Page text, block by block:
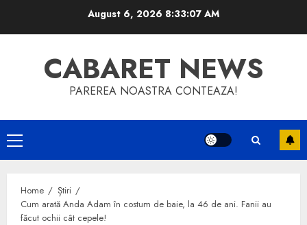
August 6, 2026 8:33:08 AM
CABARET NEWS
PAREREA NOASTRA CONTEAZA!
Primary
Menu
Home
Știri
Cum arată Anda Adam în costum de baie, la 46 de ani. Fanii au
făcut ochii cât cepele!